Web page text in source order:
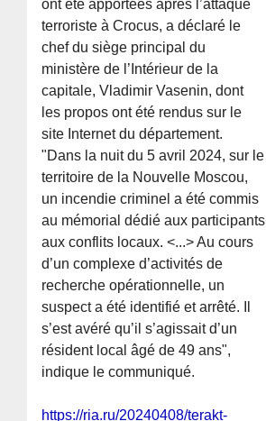
ont été apportées après l’attaque
terroriste à Crocus, a déclaré le
chef du siège principal du
ministère de l’Intérieur de la
capitale, Vladimir Vasenin, dont
les propos ont été rendus sur le
site Internet du département.
"Dans la nuit du 5 avril 2024, sur le
territoire de la Nouvelle Moscou,
un incendie criminel a été commis
au mémorial dédié aux participants
aux conflits locaux. <...> Au cours
d’un complexe d’activités de
recherche opérationnelle, un
suspect a été identifié et arrêté. Il
s’est avéré qu’il s’agissait d’un
résident local âgé de 49 ans",
indique le communiqué.
https://ria.ru/20240408/terakt-